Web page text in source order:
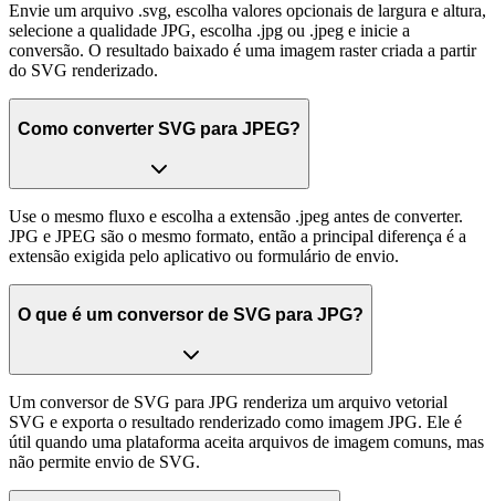
Envie um arquivo .svg, escolha valores opcionais de largura e altura,
selecione a qualidade JPG, escolha .jpg ou .jpeg e inicie a
conversão. O resultado baixado é uma imagem raster criada a partir
do SVG renderizado.
Como converter SVG para JPEG?
Use o mesmo fluxo e escolha a extensão .jpeg antes de converter.
JPG e JPEG são o mesmo formato, então a principal diferença é a
extensão exigida pelo aplicativo ou formulário de envio.
O que é um conversor de SVG para JPG?
Um conversor de SVG para JPG renderiza um arquivo vetorial
SVG e exporta o resultado renderizado como imagem JPG. Ele é
útil quando uma plataforma aceita arquivos de imagem comuns, mas
não permite envio de SVG.